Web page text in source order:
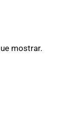
mostrar.